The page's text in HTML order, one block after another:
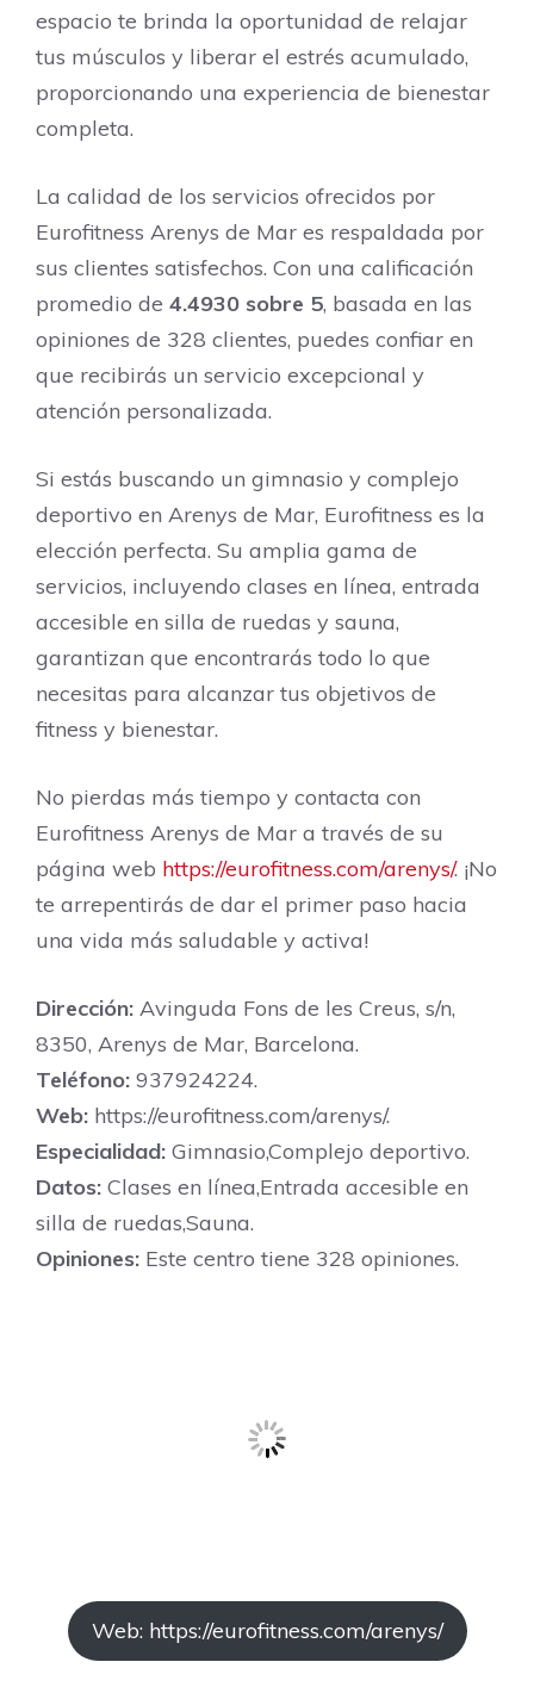
espacio te brinda la oportunidad de relajar
tus músculos y liberar el estrés acumulado,
proporcionando una experiencia de bienestar
completa.
La calidad de los servicios ofrecidos por
Eurofitness Arenys de Mar es respaldada por
sus clientes satisfechos. Con una calificación
promedio de 4.4930 sobre 5, basada en las
opiniones de 328 clientes, puedes confiar en
que recibirás un servicio excepcional y
atención personalizada.
Si estás buscando un gimnasio y complejo
deportivo en Arenys de Mar, Eurofitness es la
elección perfecta. Su amplia gama de
servicios, incluyendo clases en línea, entrada
accesible en silla de ruedas y sauna,
garantizan que encontrarás todo lo que
necesitas para alcanzar tus objetivos de
fitness y bienestar.
No pierdas más tiempo y contacta con
Eurofitness Arenys de Mar a través de su
página web https://eurofitness.com/arenys/. ¡No
te arrepentirás de dar el primer paso hacia
una vida más saludable y activa!
Dirección: Avinguda Fons de les Creus, s/n,
8350, Arenys de Mar, Barcelona.
Teléfono: 937924224.
Web: https://eurofitness.com/arenys/.
Especialidad: Gimnasio,Complejo deportivo.
Datos: Clases en línea,Entrada accesible en
silla de ruedas,Sauna.
Opiniones: Este centro tiene 328 opiniones.
Web: https://eurofitness.com/arenys/